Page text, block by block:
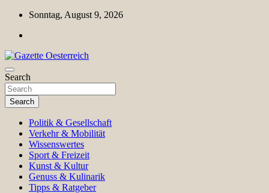
Skip
content
Sonntag, August 9, 2026
Gazette Oesterreich
Magazin für Freizeit, Politik, Kultur & Wissenschaft
Search
Search
Politik & Gesellschaft
Verkehr & Mobilität
Wissenswertes
Sport & Freizeit
Kunst & Kultur
Genuss & Kulinarik
Tipps & Ratgeber